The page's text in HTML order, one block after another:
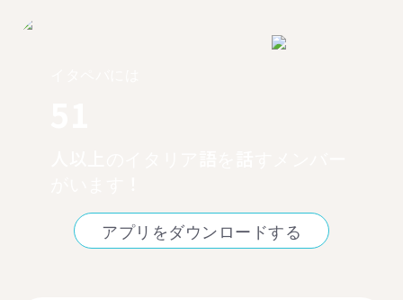
アプリをダウンロードする